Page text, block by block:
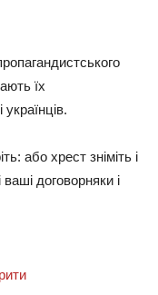
їх
або хрест зніміть і
договорняки і